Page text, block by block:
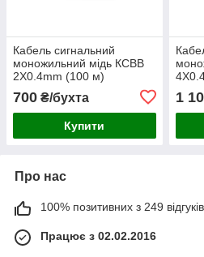
Кабель сигнальний
моножильний мідь КСВВ
2X0.4mm (100 м)
700 ₴/бухта
Купити
1
Про нас
100% позитивних з 249
Працює з 02.02.2016